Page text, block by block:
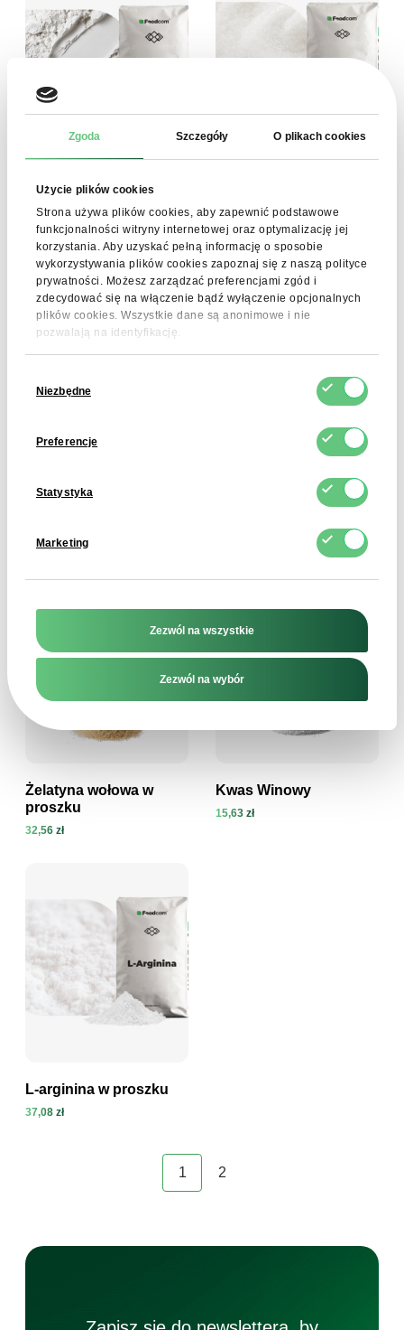
Zgoda Szczegóły O plikach cookies
Użycie plików cookies
Strona używa plików cookies, aby zapewnić podstawowe
funkcjonalności witryny internetowej oraz optymalizację jej
korzystania. Aby uzyskać pełną informację o sposobie
wykorzystywania plików cookies zapoznaj się z naszą polityce
prywatności. Możesz zarządzać preferencjami zgód i
zdecydować się na włączenie bądź wyłączenie opcjonalnych
plików cookies. Wszystkie dane są anonimowe i nie
pozwalają na identyfikację.
zgody
Niezbędne
Preferencje
Statystyka
Marketing
Zezwól na wszystkie
Zezwól na wybór
Zobacz produkt
Monohydrat Kreatyny
200 Mesh
23,30 zł Zobacz produkt
paszowy)
9,26 zł
Zobacz produkt
Metylosulfonylometan
Zobacz produkt
Chlorek Choliny 60%
Zobacz produkt
Żelatyna wołowa w
proszku
32,56 zł
Kwas Winowy
15,63 zł
L-arginina w proszku
37,08 zł
1 2